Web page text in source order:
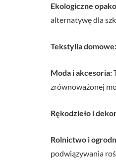
Ekologiczne
alternatywę dla
Tekstylia domowe:
Moda i akcesoria:
zrównoważonej
Rękodzieło i
Rolnictwo i
podwiązywania